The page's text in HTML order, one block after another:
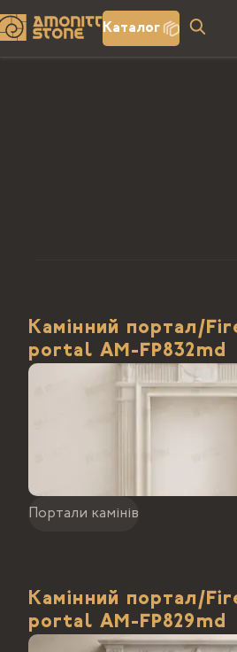
Каталог
Камінний портал/
portal АМ-FP832md
Портали камінів
Камінний портал/
portal АМ-FP829md